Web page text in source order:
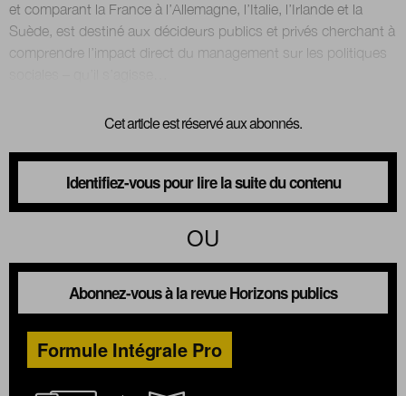
Nous suivre
et comparant la France à l’Allemagne, l’Italie, l’Irlande et la
Suède, est destiné aux décideurs publics et privés cherchant à
comprendre l’impact direct du management sur les politiques
Cet article est réservé aux abonnés.
Identifiez-vous pour lire la suite du contenu
OU
Abonnez-vous à la revue Horizons publics
Formule Intégrale Pro